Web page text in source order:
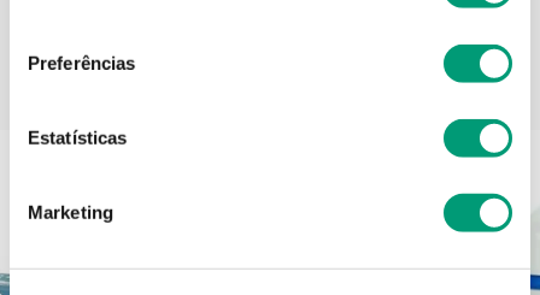
Preferências
Estatísticas
Marketing